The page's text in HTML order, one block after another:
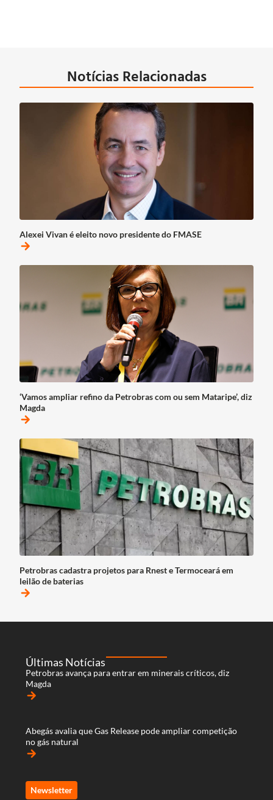
Notícias Relacionadas
Alexei Vivan é eleito novo presidente do FMASE
arrow_forward
‘Vamos ampliar refino da Petrobras com ou sem Mataripe’, diz
Magda
arrow_forward
Petrobras cadastra projetos para Rnest e Termoceará em
leilão de baterias
arrow_forward
Últimas Notícias
Petrobras avança para entrar em minerais críticos, diz
Magda
arrow_forward
Abegás avalia que Gas Release pode ampliar competição
no gás natural
arrow_forward
Newsletter